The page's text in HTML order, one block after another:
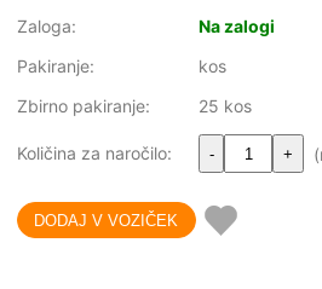
Zaloga:
Na zalogi
Pakiranje:
kos
Zbirno pakiranje:
25 kos
Količina za naročilo: - +